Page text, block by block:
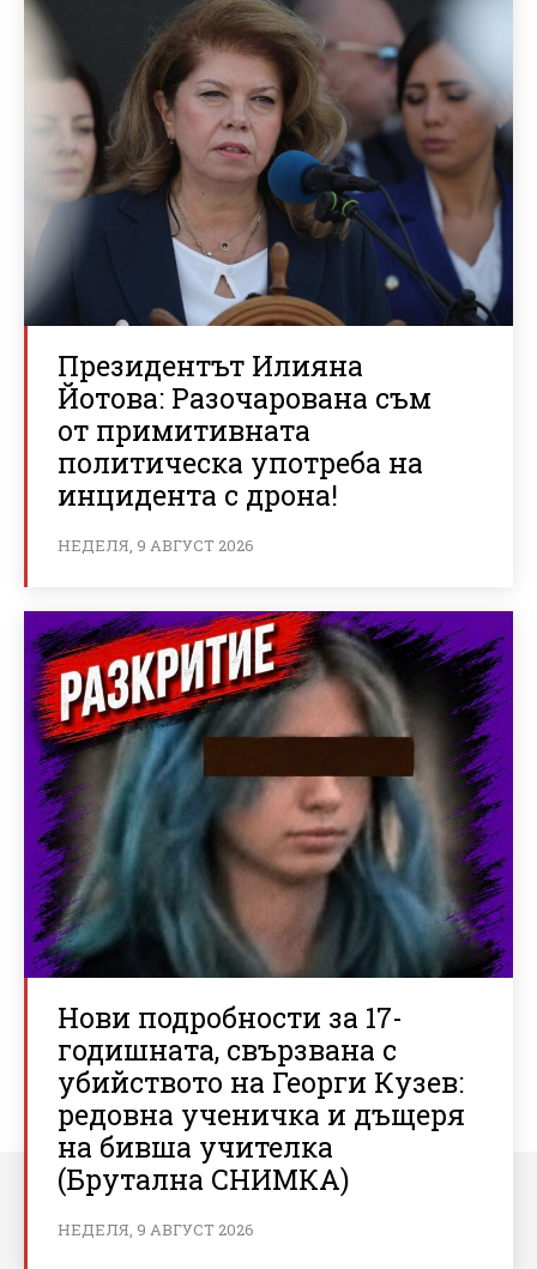
Президентът Илияна
Йотова: Разочарована съм
от примитивната
политическа употреба на
инцидента с дрона!
НЕДЕЛЯ, 9 АВГУСТ 2026
Нови подробности за 17-
годишната, свързвана с
убийството на Георги Кузев:
редовна ученичка и дъщеря
на бивша учителка
(Брутална СНИМКА)
НЕДЕЛЯ, 9 АВГУСТ 2026